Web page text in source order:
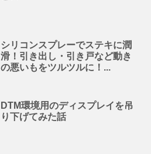
シリコンスプレーでステキに潤
滑！引き出し・引き戸など動き
の悪いもをツルツルに！...
DTM環境用のディスプレイを吊
り下げてみた話